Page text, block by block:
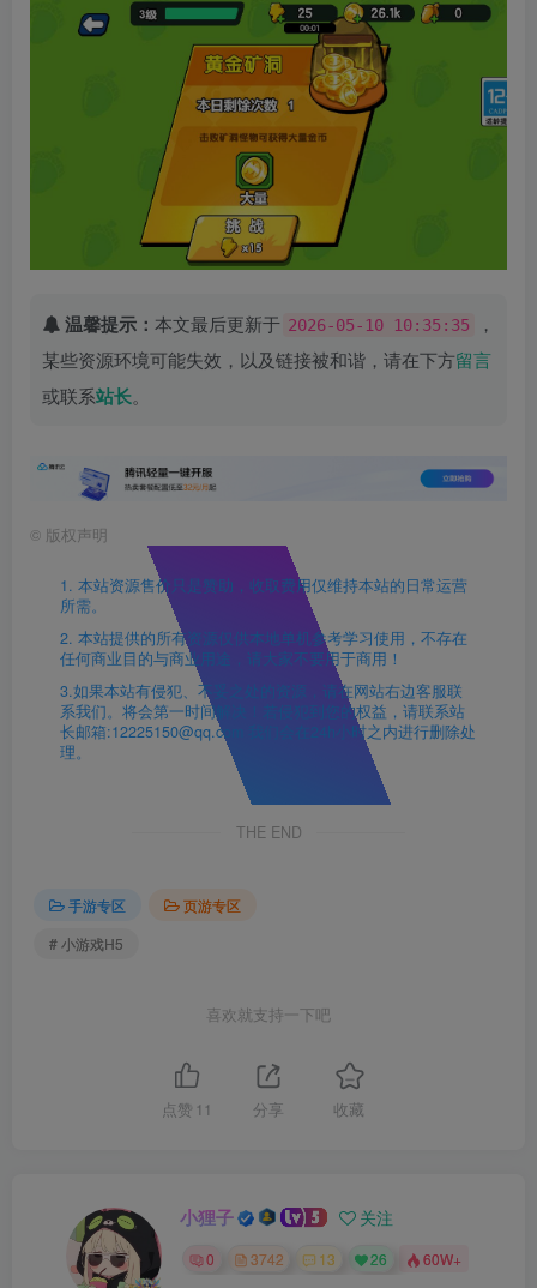
温馨提示： 本文最后更新于 2026-05-10 10:35:35
，
某些资源环境可能失效，以及链接被和谐，请在下方留言
或联系站长。
© 版权声明
1. 本站资源售价只是赞助，收取费用仅维持本站的日常运营
所需。
2. 本站提供的所有资源仅供本地单机参考学习使用，不存在
任何商业目的与商业用途，请大家不要用于商用！
3.如果本站有侵犯、不妥之处的资源，请在网站右边客服联
系我们。将会第一时间解决！若侵犯到您的权益，请联系站
长邮箱:12225150@qq.com 我们会在24h小时之内进行删除处
理。
THE END
手游专区
页游专区
# 小游戏H5
喜欢就支持一下吧
点赞 11 分享 收藏
小狸子 关注
0 3742 13 26 60W+